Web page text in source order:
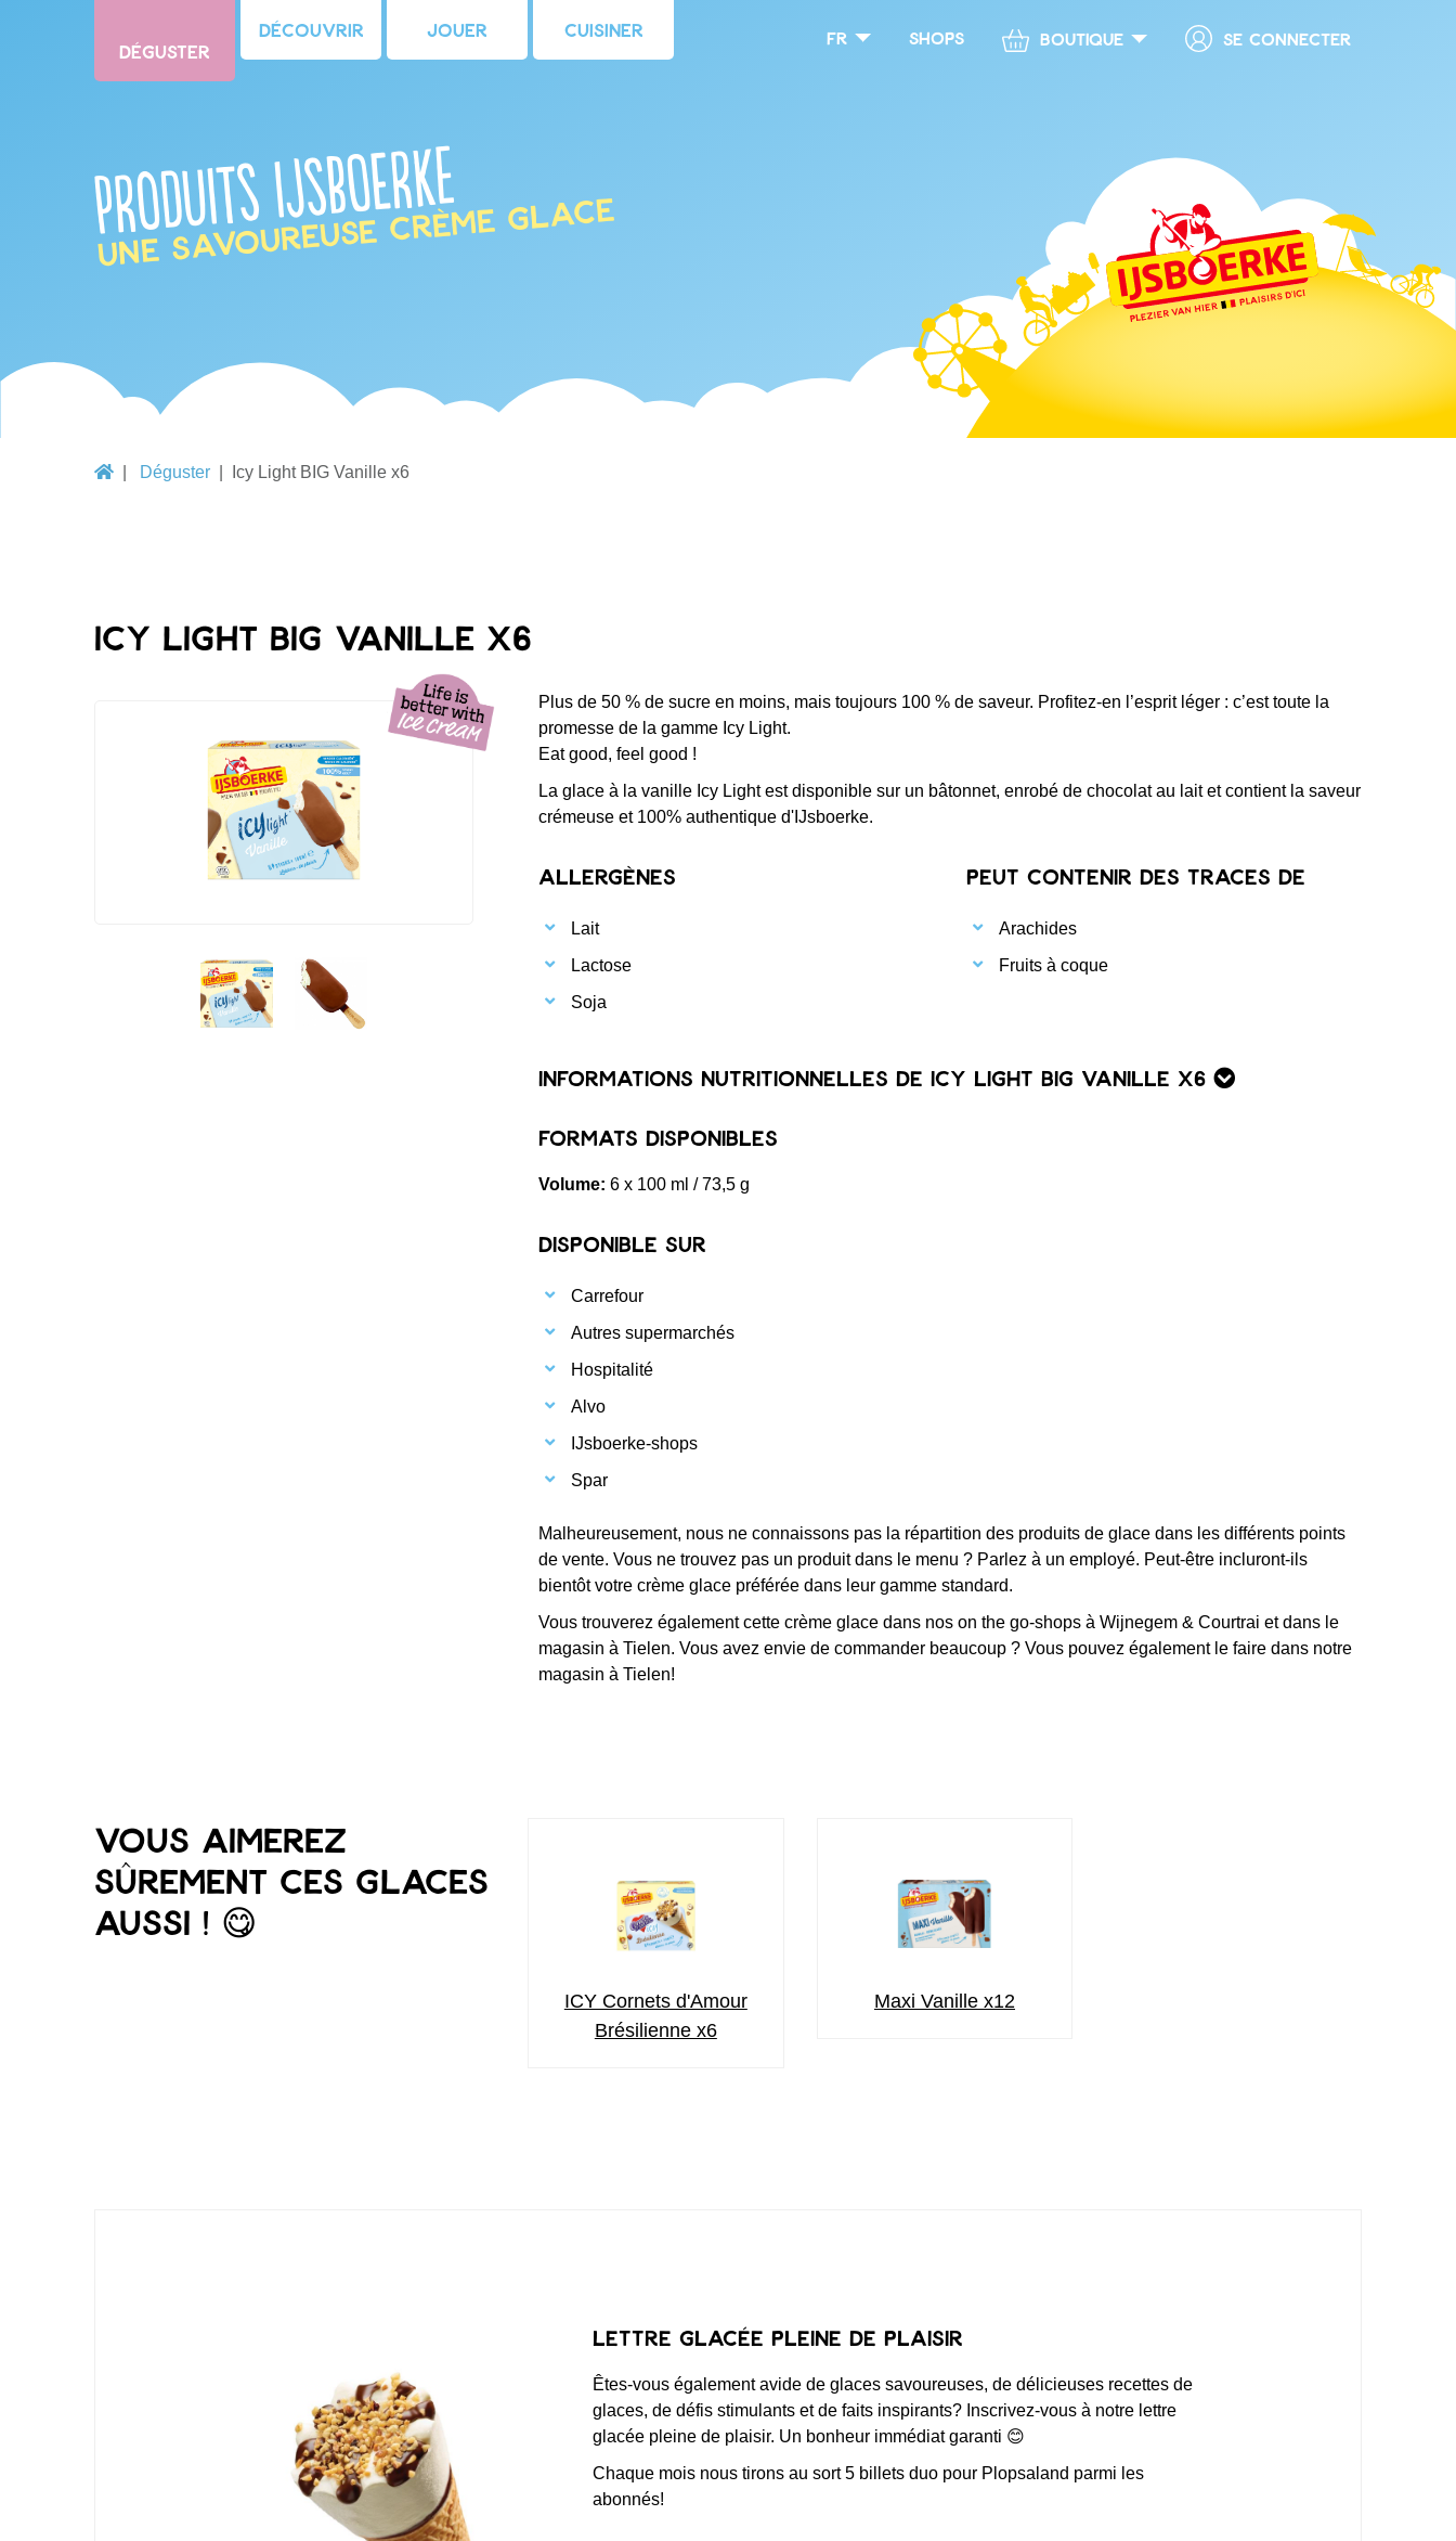
Déguster
Découvrir Jouer Cuisiner fr Shops Boutique Se connecter
Produits IJsboerke
une savoureuse crème glace
Déguster Icy Light BIG Vanille x6
Icy Light BIG Vanille x6
Plus de 50 % de sucre en moins, mais toujours 100 % de saveur. Profitez-en l’esprit léger : c’est toute la
promesse de la gamme Icy Light.
Eat good, feel good !
La glace à la vanille Icy Light est disponible sur un bâtonnet, enrobé de chocolat au lait et contient la saveur
crémeuse et 100% authentique d'IJsboerke.
Allergènes
Lait
Lactose
Soja
Peut contenir des traces de
Arachides
Fruits à coque
Informations nutritionnelles de Icy Light BIG Vanille x6
Formats disponibles
Volume: 6 x 100 ml / 73,5 g
Disponible sur
Carrefour
Autres supermarchés
Hospitalité
Alvo
IJsboerke-shops
Spar
Malheureusement, nous ne connaissons pas la répartition des produits de glace dans les différents points
de vente. Vous ne trouvez pas un produit dans le menu ? Parlez à un employé. Peut-être incluront-ils
bientôt votre crème glace préférée dans leur gamme standard.
Vous trouverez également cette crème glace dans nos on the go-shops à Wijnegem & Courtrai et dans le
magasin à Tielen. Vous avez envie de commander beaucoup ? Vous pouvez également le faire dans notre
magasin à Tielen!
Vous aimerez
sûrement ces glaces
aussi ! 😋
ICY Cornets d'Amour
Brésilienne x6
Maxi Vanille x12
Lettre glacée pleine de plaisir
Êtes-vous également avide de glaces savoureuses, de délicieuses recettes de
glaces, de défis stimulants et de faits inspirants? Inscrivez-vous à notre lettre
glacée pleine de plaisir. Un bonheur immédiat garanti 😊
Chaque mois nous tirons au sort 5 billets duo pour Plopsaland parmi les
abonnés!